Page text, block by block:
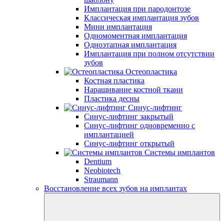
Имплантация при пародонтозе
Классическая имплантация зубов
Мини имплантация
Одномоментная имплантация
Одноэтапная имплантация
Имплантация при полном отсутствии
зубов
Остеопластика
Костная пластика
Наращивание костной ткани
Пластика десны
Синус-лифтинг
Синус-лифтинг закрытый
Синус-лифтинг одновременно с
имплантацией
Синус-лифтинг открытый
Системы имплантов
Dentium
Neobiotech
Straumann
Восстановление всех зубов на имплантах